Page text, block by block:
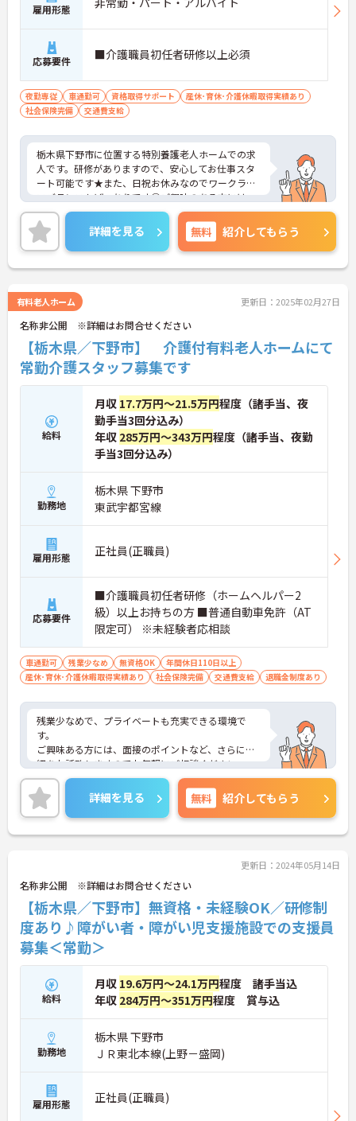
雇用形態
応募要件 ■介護職員初任者研修以上必須
夜勤専従 車通勤可 資格取得サポート
産休･育休･介護休暇取得実績あり
社会保険完備
交通費支給
栃木県下野市に位置する特別養護老人ホームでの求
人です。研修がありますので、安心してお仕事スタ
ート可能です★また、日祝お休みなのでワークライ
フバランスもばっちりです◎ご興味のある方には、
面接対策ポイントなど、さらに詳細をご案内します
のでお気軽にご相談ください！
詳細を見る 無料 紹介してもらう
有料老人ホーム 更新日：2025年02月27日
名称非公開 ※詳細はお問合せください
【栃木県／下野市】 介護付有料老人ホームにて
常勤介護スタッフ募集です
給料
月収 17.7万円～21.5万円程度（諸手当、夜
勤手当3回分込み）
年収 285万円～343万円程度（諸手当、夜勤
手当3回分込み）
勤務地
栃木県 下野市
東武宇都宮線
雇用形態 正社員(正職員)
応募要件
■介護職員初任者研修（ホームヘルパー2
級）以上お持ちの方 ■普通自動車免許（AT
限定可） ※未経験者応相談
車通勤可 残業少なめ 無資格OK
年間休日110日以上
産休･育休･介護休暇取得実績あり
社会保険完備 交通費支給 退職金制度あり
残業少なめで、プライベートも充実できる環境で
す。
ご興味ある方には、面接のポイントなど、さらに詳
細をお話致しますのでお気軽にご相談ください。
詳細を見る 無料 紹介してもらう
更新日：2024年05月14日
名称非公開 ※詳細はお問合せください
【栃木県／下野市】無資格・未経験OK／研修制
度あり♪障がい者・障がい児支援施設での支援員
募集＜常勤＞
給料
月収 19.6万円～24.1万円程度 諸手当込
年収 284万円～351万円程度 賞与込
勤務地
栃木県 下野市
ＪＲ東北本線(上野－盛岡)
雇用形態 正社員(正職員)